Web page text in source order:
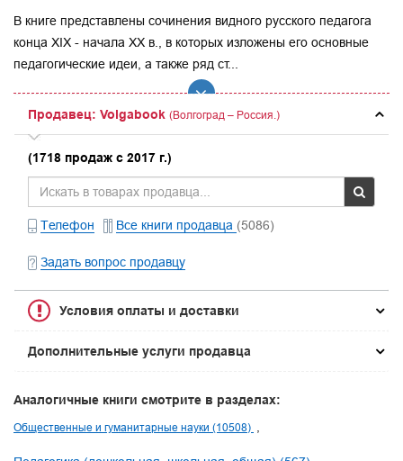
В книге представлены сочинения видного русского педагога
конца XIX - начала XX в., в которых изложены его основные
педагогические идеи, а также ряд ст...
Продавец: Volgabook (Волгоград – Россия.)
(1718 продаж с 2017 г.)
Телефон Все книги продавца (5086)
Задать вопрос продавцу
Условия оплаты и доставки
Дополнительные услуги продавца
Аналогичные книги смотрите в разделах:
Общественные и гуманитарные науки (10508)